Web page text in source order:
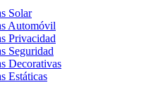
Solar
Automóvil
Privacidad
Seguridad
Decorativas
Estáticas